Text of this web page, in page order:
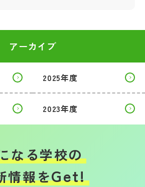
アーカイブ
2025年度
2023年度
なる学校の
情報をGet!